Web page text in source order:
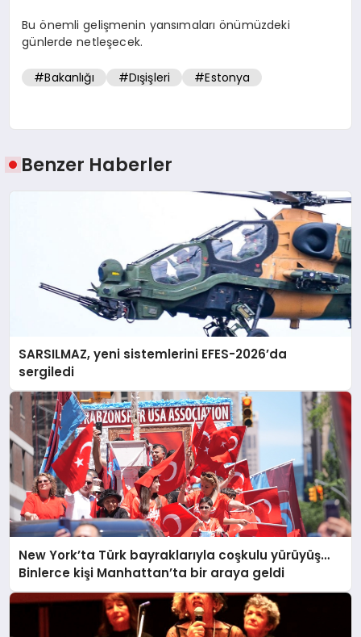
Bu önemli gelişmenin yansımaları önümüzdeki
günlerde netleşecek.
#Bakanlığı #Dışişleri #Estonya
Benzer Haberler
SARSILMAZ, yeni sistemlerini EFES-2026’da
sergiledi
New York’ta Türk bayraklarıyla coşkulu yürüyüş…
Binlerce kişi Manhattan’ta bir araya geldi